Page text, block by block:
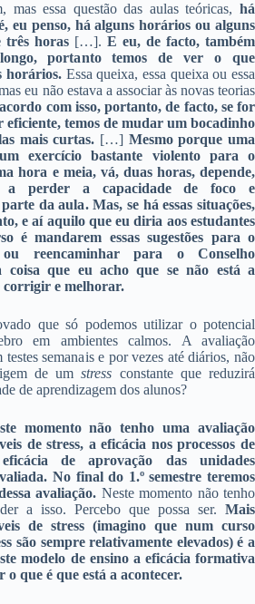
mas essa questão das aulas teóricas,há
eu penso, há alguns horários ou alguns
três horas […]. E eu, de facto, também
portanto temos de ver o que
horários. Essa queixa, essa queixa ou essa
eu não estava a associar às novas teorias
com isso, portanto, de facto, se for
eficiente, temos de mudar um bocadinho
mais curtas. […] Mesmo porque uma
exercício bastante violento para o
hora e meia, vá, duas horas, depende,
a perder a capacidade de foco e
da aula. Mas, se há essas situações,
e aí aquilo que eu diria aos estudantes
é mandarem essas sugestões para o
ou reencaminhar para o Conselho
coisa que eu acho que se não está a
corrigir e melhorar.
que só podemos utilizar o potencial
em ambientes calmos. A avaliação
semanais e por vezes até diários, não
de umstress constante que reduzirá
de aprendizagem dos alunos?
momento não tenho uma avaliação
de stress, a eficácia nos processos de
de aprovação das unidades
No final do 1.º semestre teremos
avaliação. Neste momento não tenho
a isso. Percebo que possa ser. Mais
de stress (imagino que num curso
são sempre relativamente elevados) é a
modelo de ensino a eficácia formativa
o que é que está a acontecer.